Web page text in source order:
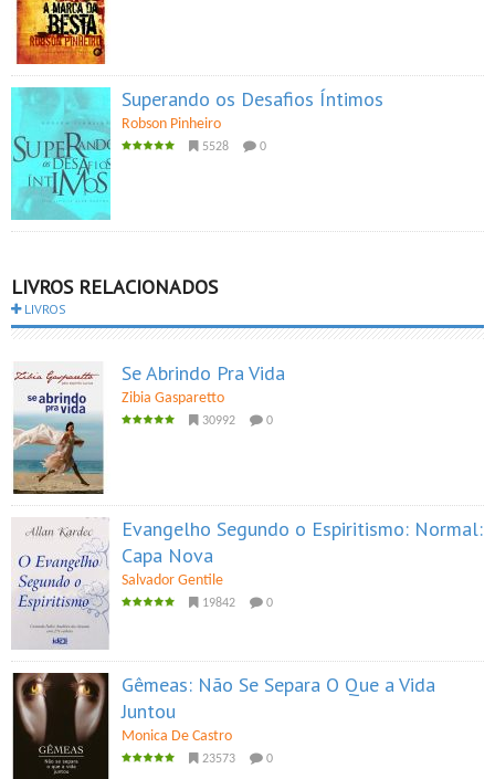
Superando os Desafios Íntimos
Robson Pinheiro
5528 0
LIVROS RELACIONADOS
LIVROS
Se Abrindo Pra Vida
Zibia Gasparetto
30992 0
Evangelho Segundo o Espiritismo: Normal:
Capa Nova
Salvador Gentile
19842 0
Gêmeas: Não Se Separa O Que a Vida
Juntou
Monica De Castro
23573 0